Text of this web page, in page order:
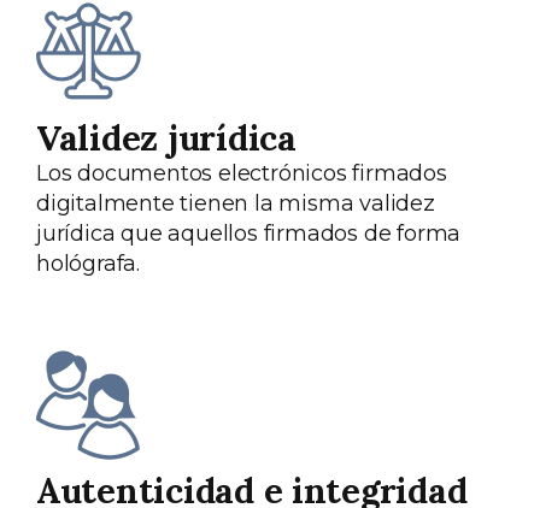
Validez jurídica
Los documentos electrónicos firmados
digitalmente tienen la misma validez
jurídica que aquellos firmados de forma
hológrafa.
Autenticidad e integridad